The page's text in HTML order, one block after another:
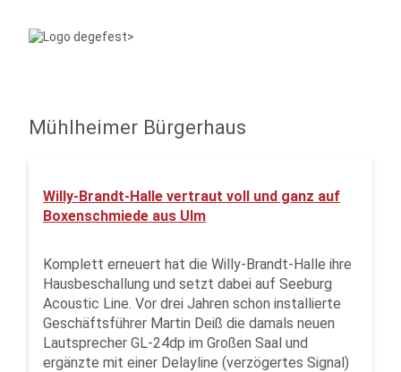
Mühlheimer Bürgerhaus
Willy-Brandt-Halle vertraut voll und ganz auf
Boxenschmiede aus Ulm
Komplett erneuert hat die Willy-Brandt-Halle ihre
Hausbeschallung und setzt dabei auf Seeburg
Acoustic Line. Vor drei Jahren schon installierte
Geschäftsführer Martin Deiß die damals neuen
Lautsprecher GL-24dp im Großen Saal und
ergänzte mit einer Delayline (verzögertes Signal)